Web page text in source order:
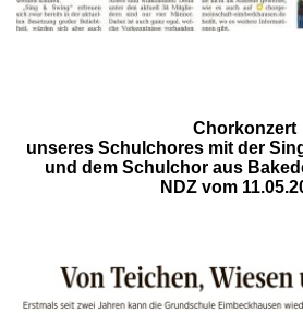
Chorkonzert
unseres Schulchores mit der
und dem Schulchor aus
NDZ vom